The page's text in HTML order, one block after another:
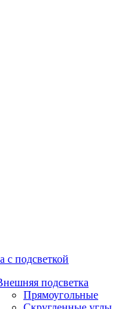
с подсветкой
подсветка
Прямоугольные